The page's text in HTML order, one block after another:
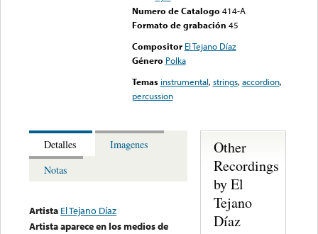
Numero de Catalogo 414-A
Formato de grabación 45
Compositor El Tejano Díaz
Género Polka
Temas instrumental,strings,accordion,
percussion
Detalles
Imagenes
Notas
Artista El Tejano Díaz
Artista aparece en los medios de
Other
Recordings
by El
Tejano
Díaz